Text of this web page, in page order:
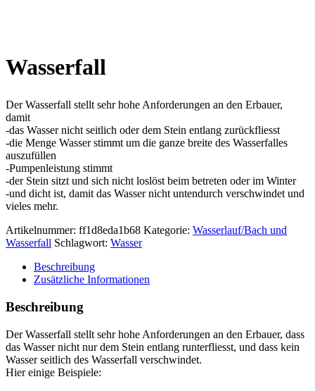
Wasserfall
Der Wasserfall stellt sehr hohe Anforderungen an den Erbauer,
damit
-das Wasser nicht seitlich oder dem Stein entlang zurückfliesst
-die Menge Wasser stimmt um die ganze breite des Wasserfalles
auszufüllen
-Pumpenleistung stimmt
-der Stein sitzt und sich nicht loslöst beim betreten oder im Winter
-und dicht ist, damit das Wasser nicht untendurch verschwindet und
vieles mehr.
Artikelnummer: ff1d8eda1b68 Kategorie: Wasserlauf/Bach und
Wasserfall Schlagwort: Wasser
Beschreibung
Zusätzliche Informationen
Beschreibung
Der Wasserfall stellt sehr hohe Anforderungen an den Erbauer, dass
das Wasser nicht nur dem Stein entlang runterfliesst, und dass kein
Wasser seitlich des Wasserfall verschwindet.
Hier einige Beispiele: